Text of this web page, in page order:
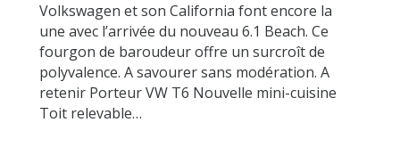
Volkswagen et son California font encore la
une avec l’arrivée du nouveau 6.1 Beach. Ce
fourgon de baroudeur offre un surcroît de
polyvalence. A savourer sans modération. A
retenir Porteur VW T6 Nouvelle mini-cuisine
Toit relevable…